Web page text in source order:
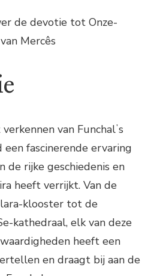
de devotie tot Onze-
Mercês
van Funchalʼs
fascinerende ervaring
de rijke geschiedenis en
heeft verrijkt. Van de
klooster tot de
kathedraal, elk van deze
heeft een
en draagt bij aan de